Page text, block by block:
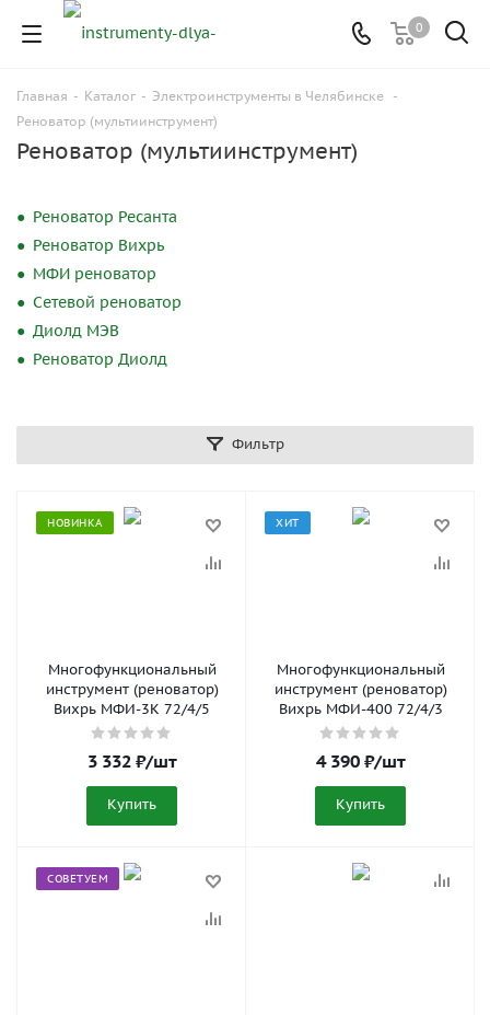
0
Главная - Каталог - Электроинструменты в Челябинске -
Реноватор (мультиинструмент)
Реноватор (мультиинструмент)
Реноватор Ресанта
Реноватор Вихрь
МФИ реноватор
Сетевой реноватор
Диолд МЭВ
Реноватор Диолд
Фильтр
НОВИНКА
Многофункциональный
инструмент (реноватор)
Вихрь МФИ-3К 72/4/5
3 332₽/шт
Купить
ХИТ
Многофункциональный
инструмент (реноватор)
Вихрь МФИ-400 72/4/3
4 390₽/шт
Купить
СОВЕТУЕМ